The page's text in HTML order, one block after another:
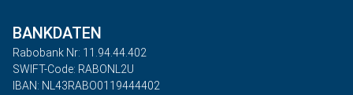
BANKDATEN
Rabobank Nr: 11.94.44.402
SWIFT-Code: RABONL2U
IBAN: NL43RABO0119444402